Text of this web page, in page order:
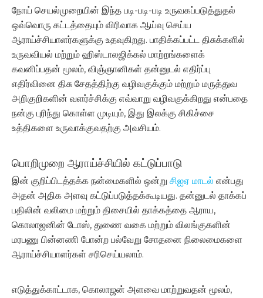
நோய் செயல்முறையின் இந்த படி-படி-படி உருவகப்படுத்துதல்
ஒவ்வொரு கட்டத்தையும் விரிவாக ஆய்வு செய்ய
ஆராய்ச்சியாளர்களுக்கு உதவுகிறது. பாதிக்கப்பட்ட திசுக்களில்
உருவவியல் மற்றும் ஹிஸ்டாலஜிக்கல் மாற்றங்களைக்
கவனிப்பதன் மூலம், விஞ்ஞானிகள் தன்னுடல் எதிர்ப்பு
எதிர்வினை திசு சேதத்திற்கு வழிவகுக்கும் மற்றும் மருத்துவ
அறிகுறிகளின் வளர்ச்சிக்கு எவ்வாறு வழிவகுக்கிறது என்பதை
நன்கு புரிந்து கொள்ள முடியும், இது இலக்கு சிகிச்சை
உத்திகளை உருவாக்குவதற்கு அவசியம்.
பொறிமுறை ஆராய்ச்சியில் கட்டுப்பாடு
இன் குறிப்பிடத்தக்க நன்மைகளில் ஒன்று சிஐஏ மாடல் என்பது
அதன் அதிக அளவு கட்டுப்படுத்தக்கூடியது. தன்னுடல் தாக்கப்
பதிலின் வலிமை மற்றும் திசையில் தாக்கத்தை ஆராய,
கொலாஜனின் டோஸ், துணை வகை மற்றும் விலங்குகளின்
மரபணு பின்னணி போன்ற பல்வேறு சோதனை நிலைமைகளை
ஆராய்ச்சியாளர்கள் சரிசெய்யலாம்.
எடுத்துக்காட்டாக, கொலாஜன் அளவை மாற்றுவதன் மூலம்,